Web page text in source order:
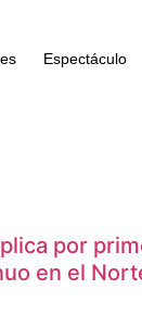
Espectáculo
por
en el